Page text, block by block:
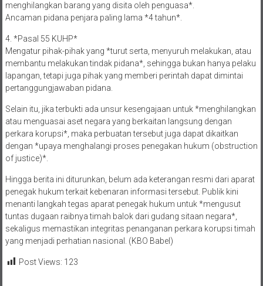
menghilangkan barang yang disita oleh penguasa*.
Ancaman pidana penjara paling lama *4 tahun*.
4. *Pasal 55 KUHP*
Mengatur pihak-pihak yang *turut serta, menyuruh melakukan, atau
membantu melakukan tindak pidana*, sehingga bukan hanya pelaku
lapangan, tetapi juga pihak yang memberi perintah dapat dimintai
pertanggungjawaban pidana.
Selain itu, jika terbukti ada unsur kesengajaan untuk *menghilangkan
atau menguasai aset negara yang berkaitan langsung dengan
perkara korupsi*, maka perbuatan tersebut juga dapat dikaitkan
dengan *upaya menghalangi proses penegakan hukum (obstruction
of justice)*.
Hingga berita ini diturunkan, belum ada keterangan resmi dari aparat
penegak hukum terkait kebenaran informasi tersebut. Publik kini
menanti langkah tegas aparat penegak hukum untuk *mengusut
tuntas dugaan raibnya timah balok dari gudang sitaan negara*,
sekaligus memastikan integritas penanganan perkara korupsi timah
yang menjadi perhatian nasional. (KBO Babel)
Post Views: 123